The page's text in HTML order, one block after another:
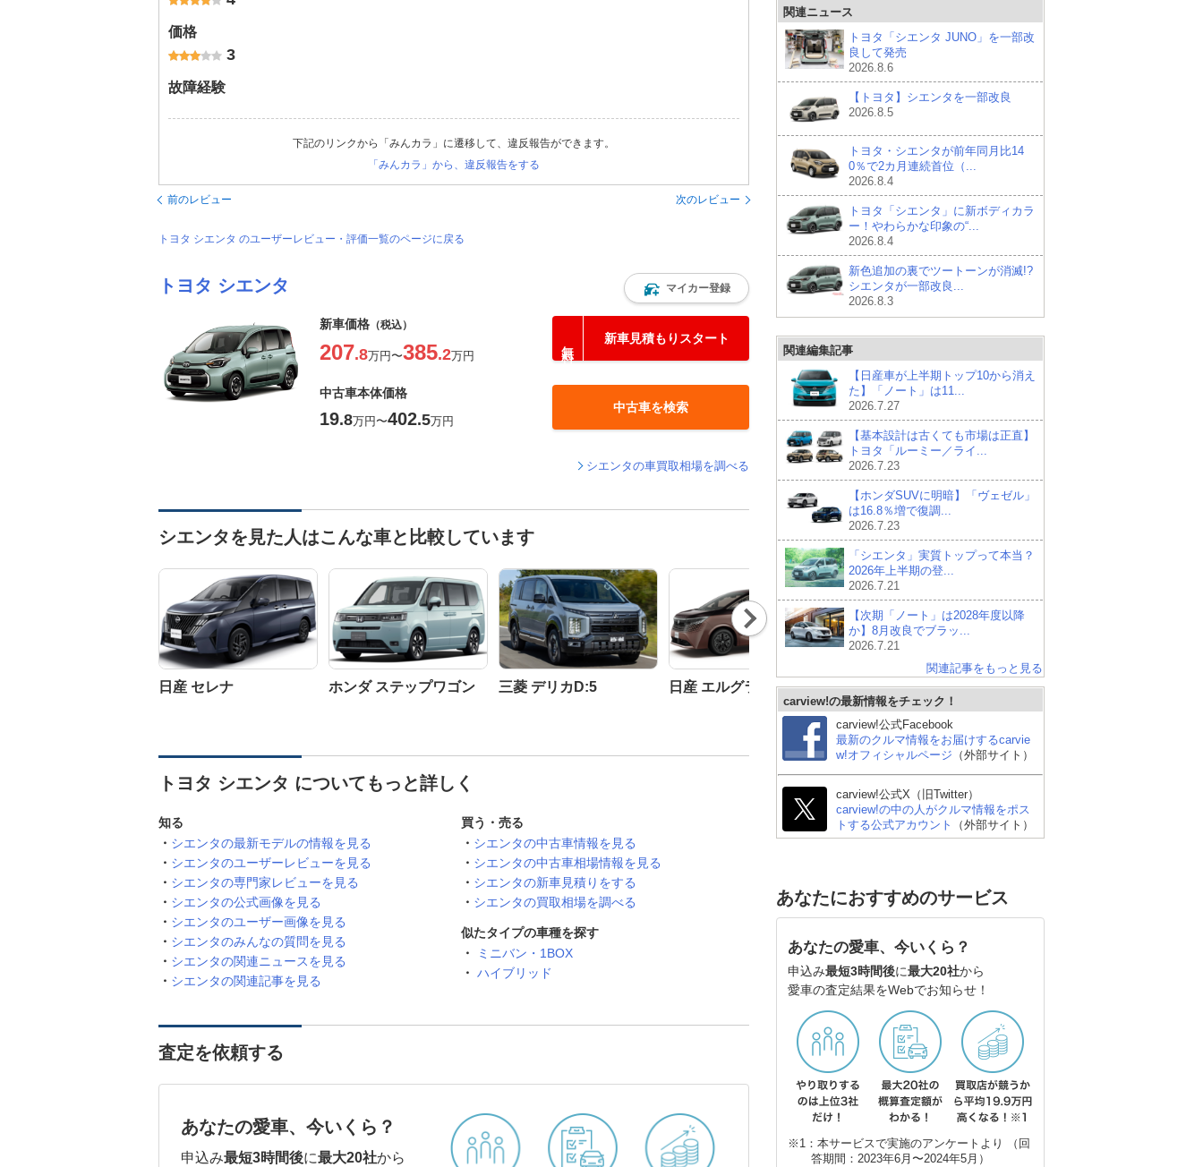
価格
3
故障経験
下記のリンクから「みんカラ」に遷移して、違反報告ができます。
「みんカラ」から、違反報告をする
前のレビュー 次のレビュー
トヨタ シエンタ のユーザーレビュー・評価一覧のページに戻る
トヨタ シエンタ マイカー登録
新車価格 （税込）
207.8万円〜385.2万円
新車見積もりスタート
中古車本体価格
19.8万円〜402.5万円
中古車を検索
シエンタの車買取相場を調べる
シエンタを見た人はこんな車と比較しています
日産 セレナ ホンダ ステップワゴン 三菱 デリカD:5 日産 エルグランド スズキ エブリイワゴン ホンダ オデッセイ
Nex
t
トヨタ シエンタ についてもっと詳しく
知る
シエンタの最新モデルの情報を見る
シエンタのユーザーレビューを見る
シエンタの専門家レビューを見る
シエンタの公式画像を見る
シエンタのユーザー画像を見る
シエンタのみんなの質問を見る
シエンタの関連ニュースを見る
シエンタの関連記事を見る
買う・売る
シエンタの中古車情報を見る
シエンタの中古車相場情報を見る
シエンタの新車見積りをする
シエンタの買取相場を調べる
似たタイプの車種を探す
ミニバン・1BOX
ハイブリッド
査定を依頼する
あなたの愛車、今いくら？
申込み最短3時間後に最大20社から
関連ニュース
トヨタ「シエンタ JUNO」を一部改
良して発売
2026.8.6
【トヨタ】シエンタを一部改良
2026.8.5
トヨタ・シエンタが前年同月比14
0％で2カ月連続首位（...
2026.8.4
トヨタ「シエンタ」に新ボディカラ
ー！やわらかな印象の“...
2026.8.4
新色追加の裏でツートーンが消滅!?
シエンタが一部改良...
2026.8.3
関連編集記事
【日産車が上半期トップ10から消え
た】「ノート」は11...
2026.7.27
【基本設計は古くても市場は正直】
トヨタ「ルーミー／ライ...
2026.7.23
【ホンダSUVに明暗】「ヴェゼル」
は16.8％増で復調...
2026.7.23
「シエンタ」実質トップって本当？
2026年上半期の登...
2026.7.21
【次期「ノート」は2028年度以降
か】8月改良でブラッ...
2026.7.21
関連記事をもっと見る
carview!の最新情報をチェック！
carview!公式Facebook
最新のクルマ情報をお届けするcarvie
w!オフィシャルページ （外部サイト）
carview!公式X（旧Twitter）
carview!の中の人がクルマ情報をポス
トする公式アカウント
（外部サイト）
あなたにおすすめのサービス
あなたの愛車、今いくら？
申込み最短3時間後に最大20社から
愛車の査定結果をWebでお知らせ！
※1：本サービスで実施のアンケートより （回
答期間：2023年6月〜2024年5月）